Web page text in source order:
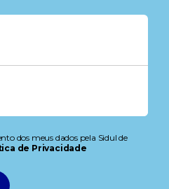
dos meus dados pela Sidul de
de Privacidade